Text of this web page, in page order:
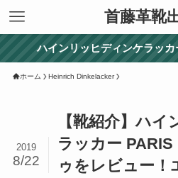
首藤革靴
ハインリッヒディンケラッ
ホーム Heinrich Dinkelacker
【靴紹介】ハ
ラッカー
ゥをレビュー！
2019
8/22